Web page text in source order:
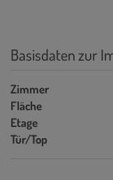
Basisdaten zur
Zimmer
Fläche
Etage
Tür/Top